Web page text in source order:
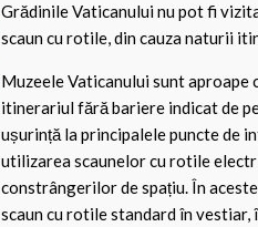
Grădinile Vaticanului nu pot fi
scaun cu rotile, din cauza naturii
Muzeele Vaticanului sunt aproape
itinerariul fără bariere indicat de
ușurință la principalele puncte de
utilizarea scaunelor cu rotile
constrângerilor de spațiu. În
scaun cu rotile standard în